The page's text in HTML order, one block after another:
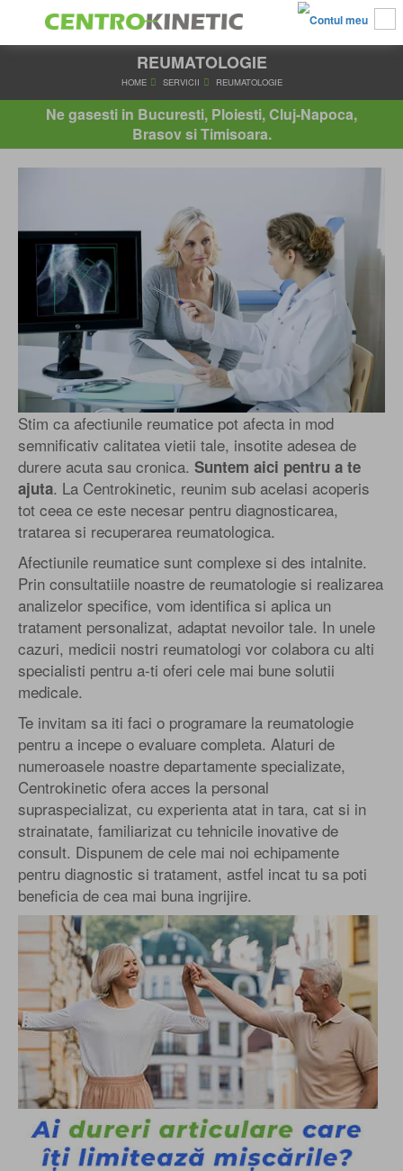
REUMATOLOGIE
HOME SERVICII REUMATOLOGIE
Ne gasesti in Bucuresti, Ploiesti, Cluj-Napoca,
Brasov si Timisoara.
Stim ca afectiunile reumatice pot afecta in mod
semnificativ calitatea vietii tale, insotite adesea de
durere acuta sau cronica. Suntem aici pentru a te
ajuta. La Centrokinetic, reunim sub acelasi acoperis
tot ceea ce este necesar pentru diagnosticarea,
tratarea si recuperarea reumatologica.
Afectiunile reumatice sunt complexe si des intalnite.
Prin consultatiile noastre de reumatologie si realizarea
analizelor specifice, vom identifica si aplica un
tratament personalizat, adaptat nevoilor tale. In unele
cazuri, medicii nostri reumatologi vor colabora cu alti
specialisti pentru a-ti oferi cele mai bune solutii
medicale.
Te invitam sa iti faci o programare la reumatologie
pentru a incepe o evaluare completa. Alaturi de
numeroasele noastre departamente specializate,
Centrokinetic ofera acces la personal
supraspecializat, cu experienta atat in tara, cat si in
strainatate, familiarizat cu tehnicile inovative de
consult. Dispunem de cele mai noi echipamente
pentru diagnostic si tratament, astfel incat tu sa poti
beneficia de cea mai buna ingrijire.